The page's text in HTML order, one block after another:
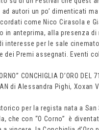
autori un po’ dimenticati
come Nico Cirasola e
in anteprima, alla presenza
interesse per le sale
dei Premi assegnati. Eventi
CONCHIGLIA D’ORO DEL
di Alessandra Pighi, Xoxan
per la regista nata a San
che con “O Corno” è